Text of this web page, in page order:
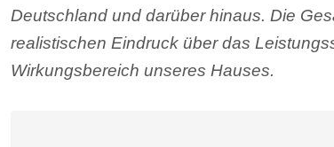
Deutschland und darüber hinaus. Die
realistischen Eindruck über das
Wirkungsbereich unseres Hauses.